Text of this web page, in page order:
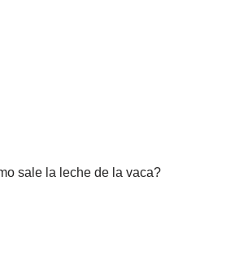
sale la leche de la vaca?